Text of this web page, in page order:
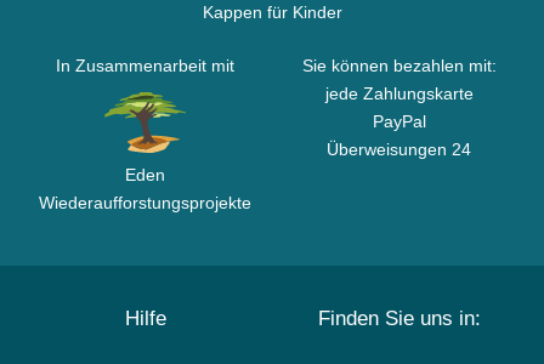
Kappen für Kinder
In Zusammenarbeit mit
Eden
Wiederaufforstungsprojekte
Sie können bezahlen mit:
jede Zahlungskarte
PayPal
Überweisungen 24
Hilfe Finden Sie uns in: